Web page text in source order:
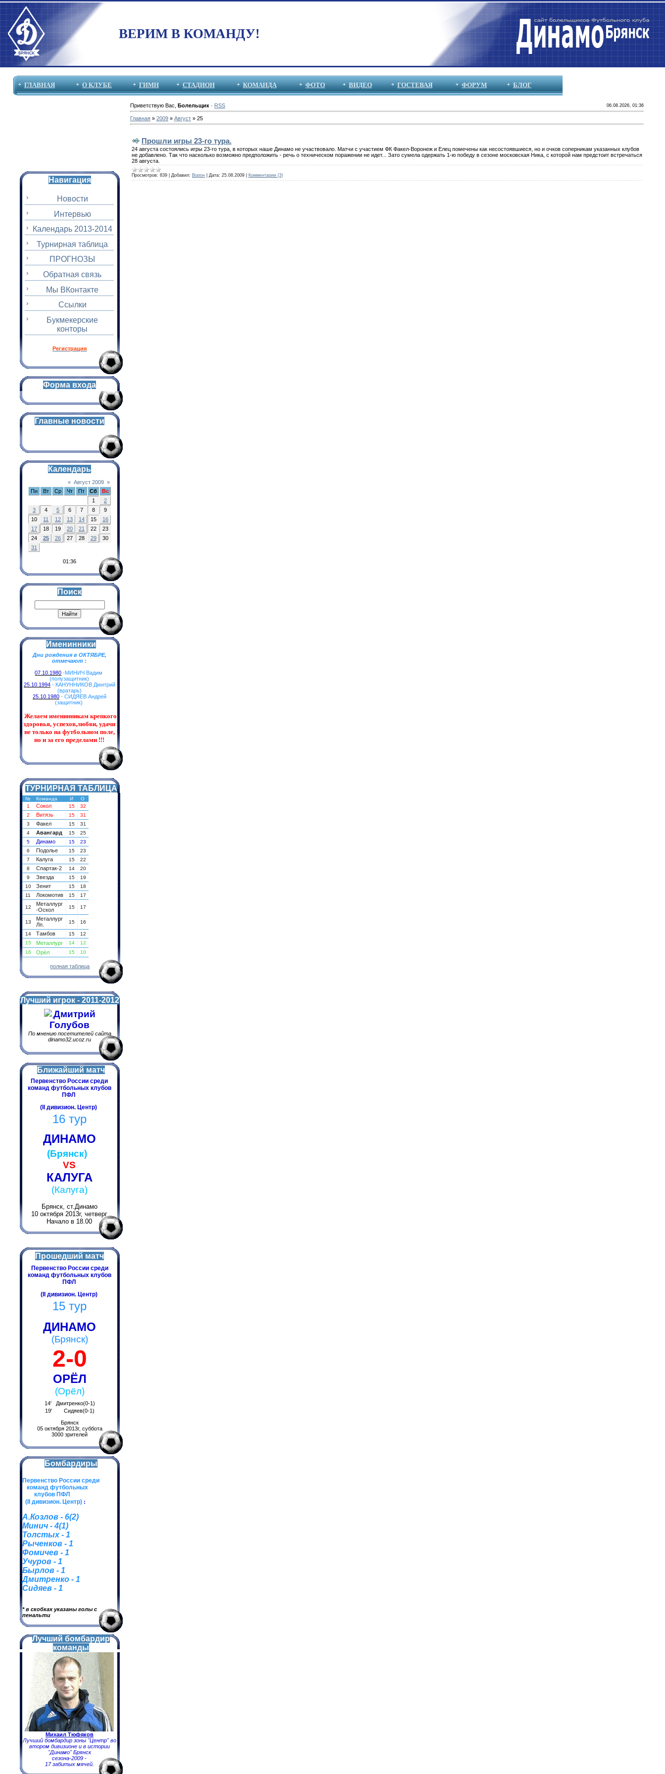
ВЕРИМ В КОМАНДУ!
ГЛАВНАЯ О КЛУБЕ ГИМН СТАДИОН КОМАНДА ФОТО ВИДЕО ГОСТЕВАЯ ФОРУМ БЛОГ
Навигация
Новости
Интервью
Календарь 2013-2014
Турнирная таблица
ПРОГНОЗЫ
Обратная связь
Мы ВКонтакте
Ссылки
Букмекерские
конторы
Регистрация
Форма входа
Главные новости
Календарь
« Август 2009 »
Пн
Вт Ср Чт Пт Сб
Вс
1
2
3
4 5 6 7 8
9
10
11 12 13 14 15
16
17
18 19 20 21 22
23
24
25 26 27 28 29
30
31
01:36
Поиск
Именинники
Дни рождения в ОКТЯБРЕ,
отмечают :
07.10.1980 -МИНИЧ Вадим
(полузащитник)
25.10.1994 - КАНУННИКОВ Дмитрий
(вратарь)
25.10.1980 - СИДЯЕВ Андрей
(защитник)
Желаем именинникам крепкого
здоровья, успехов,любви, удачи
не только на футбольном поле,
но и за его пределами !!!
ТУРНИРНАЯ ТАБЛИЦА
№ Команда И
О
1
Сокол 15
32
2
Витязь 15
31
3
Факел 15
31
4
Авангард 15
25
5
Динамо 15
23
6
Подолье 15
23
7
Калуга 15
22
8
Спартак-2 14
20
9
Звезда 15
19
10
Зенит 15
18
11
Локомотив 15 17
12
Металлург
-Оскол
15 17
13
Металлург
Лп.
15 16
14 Тамбов 15
12
15
Металлург 14
12
16
Орёл 15 10
полная таблица
Лучший игрок - 2011-2012
Дмитрий
Голубов
По мнению посетителей сайта
dinamo32.ucoz.ru
Ближайший матч
Первенство России среди
команд футбольных клубов
ПФЛ
(II дивизион. Центр)
16 тур
ДИНАМО
(Брянск)
VS
КАЛУГА
(Калуга)
Брянск, ст.Динамо
10 октября 2013г, четверг
Начало в 18.00
Прошедший матч
Первенство России среди
команд футбольных клубов
ПФЛ
(II дивизион. Центр)
15 тур
ДИНАМО
(Брянск)
2-0
ОРЁЛ
(Орёл)
14' Дмитренко(0-1)
19' Сидяев(0-1)
Брянск
05 октября 2013г, суббота
3000 зрителей
Бомбардиры
Первенство России среди
команд футбольных
клубов ПФЛ
(II дивизион. Центр) :
А.Козлов - 6(2)
Минич - 4(1)
Толстых - 1
Рыченков - 1
Фомичев - 1
Учуров - 1
Бырлов - 1
Дмитренко - 1
Сидяев - 1
* в скобках указаны голы с
пенальти
Лучший бомбардир
команды
Михаил Тюфяков
Лучший бомбардир зоны "Центр" во
втором дивизионе и в истории
"Динамо" Брянск
сезона-2009 -
17 забитых мячей.
Приветствую Вас Болельщик· RSS 06.08.2026, 01:36
Главная» 2009 » Август » 25
Прошли игры 23-го тура.
24 августа состоялись игры 23-го тура, в которых наше Динамо не участвовало. Матчи с участием ФК Факел-Воронеж и Елец помечены как несостоявшиеся, но и очков соперникам указанных клубов
не добавлено. Так что насколько возможно предположить - речь о техническом поражении не идет... Зато сумела одержать 1-ю победу в сезоне московская Ника, с которой нам предстоит встречаться
28 августа.
Просмотров: 839 Добавил: Ворон Дата: 25.08.2009 Комментарии (3)